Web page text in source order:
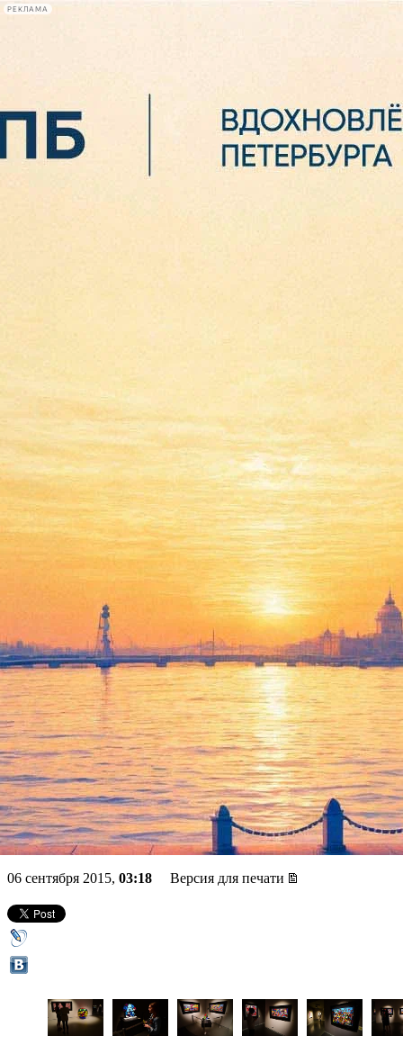
РЕКЛАМА
Сегодня:
2026.08.06
16:19
Выставка "веселых
картинок" от иконы
современного поп-арта
открылась в Эрарте
06 сентября 2015, 03:18 Версия для печати